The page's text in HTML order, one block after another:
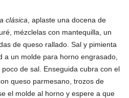
clásica , aplaste una docena de
mézclelas con mantequilla, un
de queso rallado. Sal y pimienta
a un molde para horno engrasado,
de sal. Enseguida cubra con el
queso parmesano, trozos de
el molde al horno y espere a que